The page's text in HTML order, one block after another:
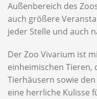
Außenbereich des
auch größere
jeder Stelle und auch
Der Zoo Vivarium ist
einheimischen
Tierhäusern sowie
eine herrliche Kulisse